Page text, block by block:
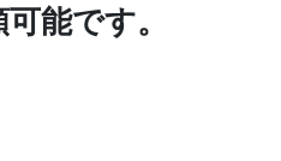
能です。